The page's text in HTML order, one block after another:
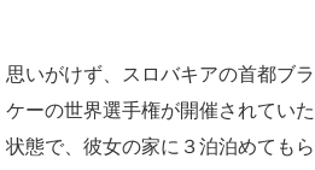
思いがけず、スロバキアの首都ブ
ケーの世界選手権が開催されてい
状態で、彼女の家に３泊泊めても